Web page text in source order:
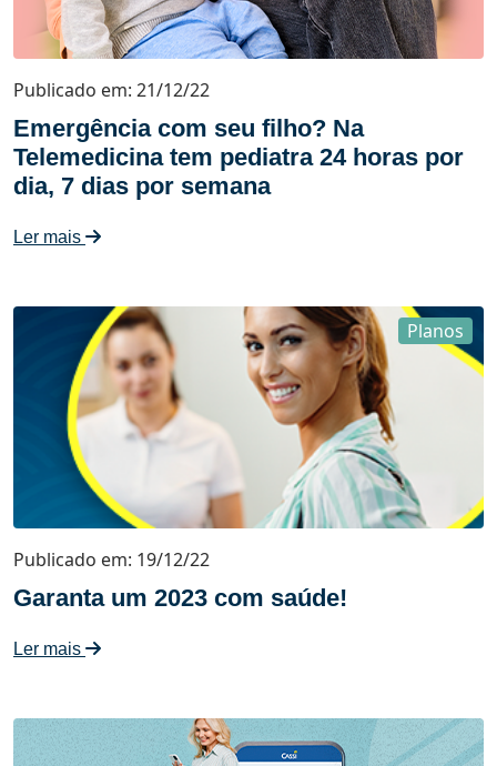
Publicado em: 21/12/22
Emergência com seu filho? Na
Telemedicina tem pediatra 24 horas por
dia, 7 dias por semana
Ler mais
Planos
Publicado em: 19/12/22
Garanta um 2023 com saúde!
Ler mais